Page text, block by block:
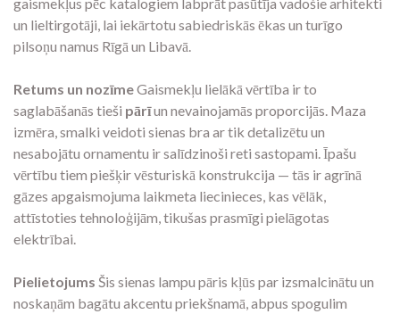
un lieltirgotāji, lai iekārtotu sabiedriskās ēkas un turīgo
pilsoņu namus Rīgā un Libavā.
Retums un nozīmeGaismekļu lielākā vērtība ir to
saglabāšanās tieši pārīun nevainojamās proporcijās. Maza
izmēra, smalki veidoti sienas bra ar tik detalizētu un
nesabojātu ornamentu ir salīdzinoši reti sastopami. Īpašu
vērtību tiem piešķir vēsturiskā konstrukcija — tās ir agrīnā
gāzes apgaismojuma laikmeta liecinieces, kas vēlāk,
attīstoties tehnoloģijām, tikušas prasmīgi pielāgotas
elektrībai.
Pielietojums Šis sienas lampu pāris kļūs par izsmalcinātu un
noskaņām bagātu akcentu priekšnamā, abpus spogulim